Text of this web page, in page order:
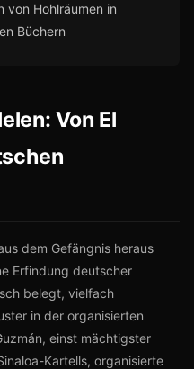
von Hohlräumen in
Büchern
Von El
dem Gefängnis heraus
Erfindung deutscher
belegt, vielfach
in der organisierten
einst mächtigster
Kartells, organisierte